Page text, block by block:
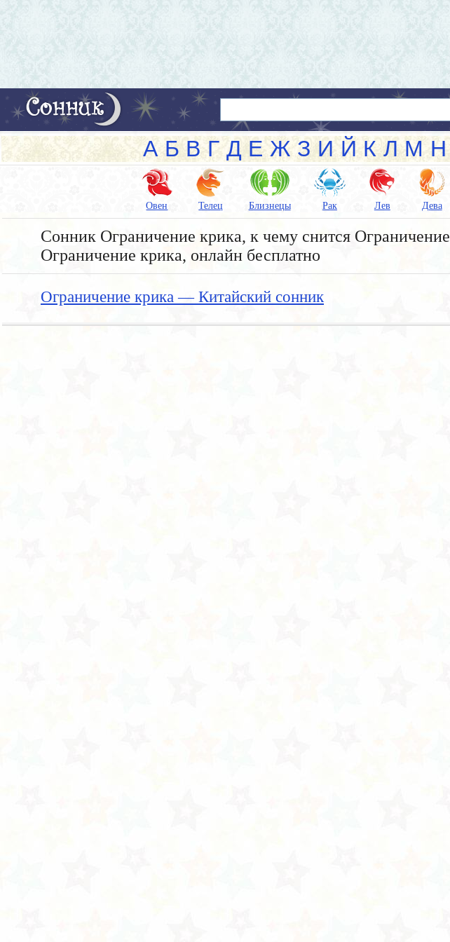
А Б В Г Д Е Ж З И Й К Л М Н
Овен Телец Близнецы Рак Лев Дева
Сонник Ограничение крика, к чему снится
Ограничение крика, онлайн бесплатно
Ограничение крика — Китайский сонник